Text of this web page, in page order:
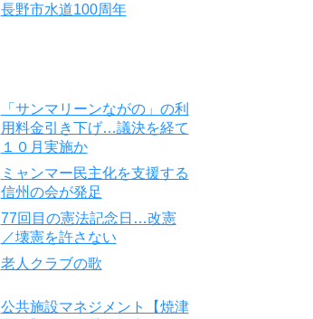
長野市水道100周年
「サンマリーンながの」の利
用料金引き下げ…議決を経て
１０月実施か
ミャンマー民主化を支援する
信州の会が発足
77回目の憲法記念日…改憲
／壊憲を許さない
老人クラブの歌
公共施設マネジメント【焼津